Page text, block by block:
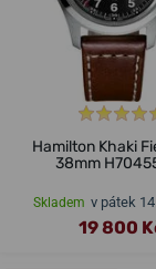
Hamilton Khaki
38mm
Skladem v pátek
19 800